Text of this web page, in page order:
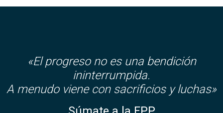
«El progreso no es una bendición
ininterrumpida.
A menudo viene con sacrificios y luchas»